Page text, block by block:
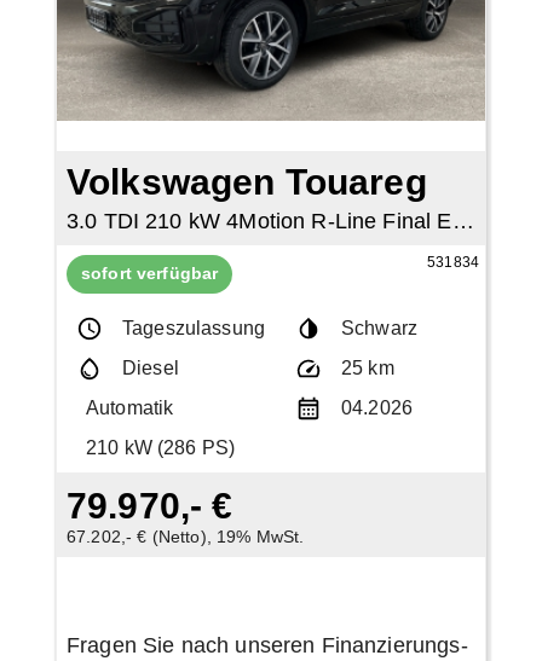
Volkswagen Touareg
3.0 TDI 210 kW 4Motion R-Line Final Edition
sofort verfügbar
531834
Tageszulassung
Schwarz
Diesel
25 km
Automatik
04.2026
210 kW (286 PS)
79.970,- €
67.202,- € (Netto), 19% MwSt.
Fragen Sie nach unseren Finanzierungs-